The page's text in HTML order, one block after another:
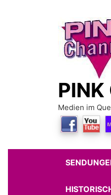
PINK
Medien im